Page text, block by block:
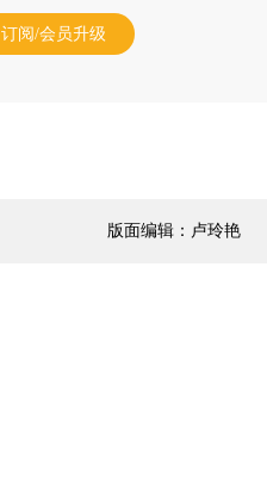
订阅/会员升级
版面编辑：卢玲艳